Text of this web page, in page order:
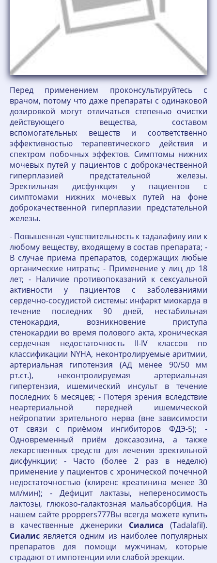
Перед применением проконсультируйтесь с
врачом, потому что даже препараты с одинаковой
дозировкой могут отличаться степенью очистки
действующего вещества, составом
вспомогательных веществ и соответственно
эффективностью терапевтического действия и
спектром побочных эффектов. Симптомы нижних
мочевых путей у пациентов с доброкачественной
гиперплазией предстательной железы.
Эректильная дисфункция у пациентов с
симптомами нижних мочевых путей на фоне
доброкачественной гиперплазии предстательной
железы.
- Повышенная чувствительность к тадалафилу или к
любому веществу, входящему в состав препарата; -
В случае приема препаратов, содержащих любые
органические нитраты; - Применение у лиц до 18
лет; - Наличие противопоказаний к сексуальной
активности у пациентов с заболеваниями
сердечно-сосудистой системы: инфаркт миокарда в
течение последних 90 дней, нестабильная
стенокардия, возникновение приступа
стенокардии во время полового акта, хроническая
сердечная недостаточность II-IV классов по
классификации NYHA, неконтролируемые аритмии,
артериальная гипотензия (АД менее 90/50 мм
рт.ст.), неконтролируемая артериальная
гипертензия, ишемический инсульт в течение
последних 6 месяцев; - Потеря зрения вследствие
неартериальной передней ишемической
нейропатии зрительного нерва (вне зависимости
от связи с приёмом ингибиторов ФДЭ-5); -
Одновременный приём доксазозина, а также
лекарственных средств для лечения эректильной
дисфункции; - Часто (более 2 раз в неделю)
применение у пациентов с хронической почечной
недостаточностью (клиренс креатинина менее 30
мл/мин); - Дефицит лактазы, непереносимость
лактозы, глюкозо-галактозная мальабсорбция. На
нашем сайте ppoppers777Вы всегда можете купить
в качественные дженерики Сиалиса (Tadalafil).
Сиалис является одним из наиболее популярных
препаратов для помощи мужчинам, которые
страдают от импотенции или слабой эрекции.